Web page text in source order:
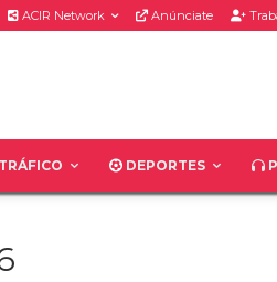
ACIR Network Anúnciate
DEPORTES